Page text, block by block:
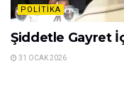
POLITIKA
Şiddetle Gayret
31 OCAK 2026